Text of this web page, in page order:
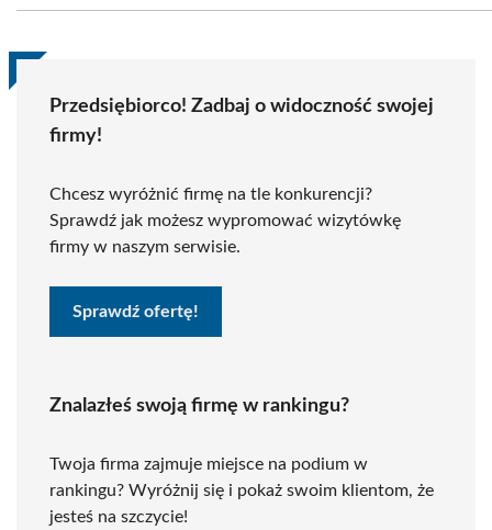
Przedsiębiorco! Zadbaj o widoczność swojej
firmy!
Chcesz wyróżnić firmę na tle konkurencji?
Sprawdź jak możesz wypromować wizytówkę
firmy w naszym serwisie.
Sprawdź ofertę!
Znalazłeś swoją firmę w rankingu?
Twoja firma zajmuje miejsce na podium w
rankingu? Wyróżnij się i pokaż swoim klientom, że
jesteś na szczycie!